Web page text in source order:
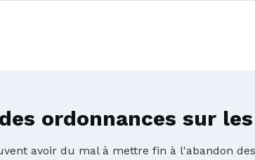
ordonnances sur
avoir du mal à mettre fin à l'abandon